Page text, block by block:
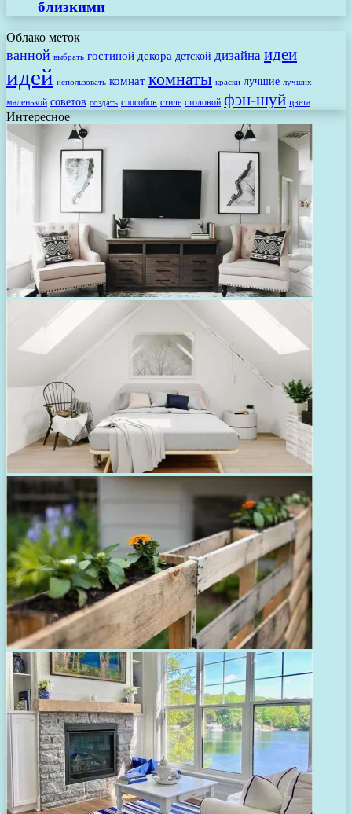
близкими
Облако меток
ванной выбрать гостиной декора детской дизайна идеи
идей использовать комнат комнаты краски лучшие лучших
маленькой советов создать способов стиле столовой фэн-шуй цвета
Интересное